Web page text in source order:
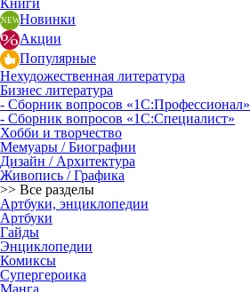
Книги
Новинки
Акции
Популярные
Нехудожественная литература
Бизнес литература
- Сборник вопросов «1С:Профессионал»
- Сборник вопросов «1С:Специалист»
Хобби и творчество
Мемуары / Биографии
Дизайн / Архитектура
Живопись / Графика
>> Все разделы
Артбуки, энциклопедии
Артбуки
Гайды
Энциклопедии
Комиксы
Супергероика
Манга